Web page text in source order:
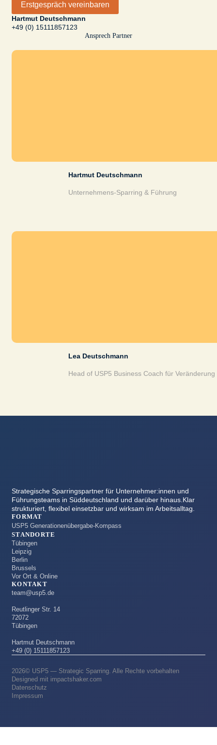
Erstgespräch vereinbaren
Hartmut Deutschmann
+49 (0) 15111857123
Ansprech Partner
Hartmut Deutschmann
Unternehmens-Sparring & Führung
Lea Deutschmann
Head of USP5 Business Coach für
Strategische Sparringspartner für Unternehmer:innen und
Führungsteams in Süddeutschland und darüber hinaus.Klar
strukturiert, flexibel einsetzbar und wirksam im Arbeitsalltag.
FORMAT
USP5 Generationenübergabe-Kompass
STANDORTE
Tübingen
Leipzig
Berlin
Brussels
Vor Ort & Online
KONTAKT
team@usp5.de
Reutlinger Str. 14
72072
Tübingen
Hartmut Deutschmann
+49 (0) 15111857123
2026© USP5 — Strategic Sparring. Alle Rechte vorbehalten
Designed mit impactshaker.com
Datenschutz
Impressum